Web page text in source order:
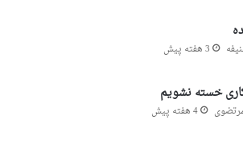
3 هفته پیش
خسته نشویم
4 هفته پیش